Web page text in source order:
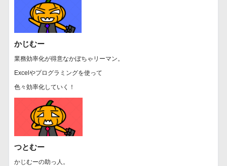
かじむー
業務効率化が得意なかぼちゃリーマン。
Excelやプログラミングを使って
色々効率化していく！
つとむー
かじむーの助っ人。